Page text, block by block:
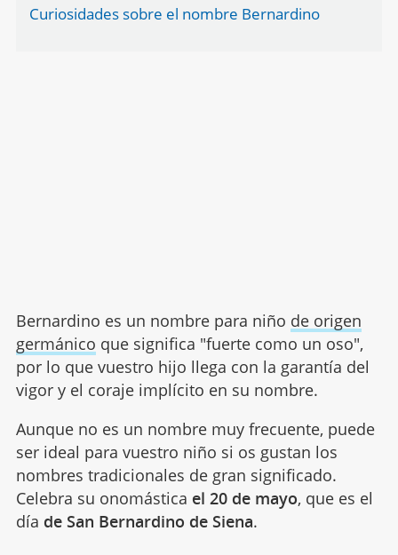
Curiosidades sobre el nombre Bernardino
Bernardino es un nombre para niño de origen
germánico que significa "fuerte como un oso",
por lo que vuestro hijo llega con la garantía del
vigor y el coraje implícito en su nombre.
Aunque no es un nombre muy frecuente, puede
ser ideal para vuestro niño si os gustan los
nombres tradicionales de gran significado.
Celebra su onomástica el 20 de mayo, que es el
día de San Bernardino de Siena.